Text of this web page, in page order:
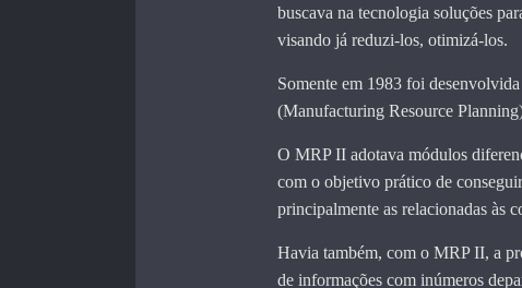
buscava na tecnologia soluções
visando já reduzi-los, otimizá-los.
Somente em 1983 foi
(Manufacturing Resource
O MRP II adotava módulos
com o objetivo prático de
principalmente as relacionadas às
Havia também, com o MRP II, a
de informações com inúmeros